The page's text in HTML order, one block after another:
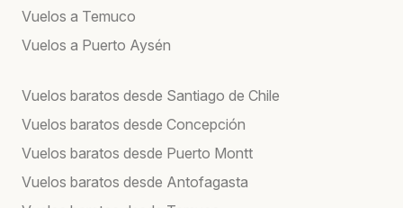
Vuelos a Temuco
Vuelos a Puerto Aysén
Vuelos baratos desde Santiago de Chile
Vuelos baratos desde Concepción
Vuelos baratos desde Puerto Montt
Vuelos baratos desde Antofagasta